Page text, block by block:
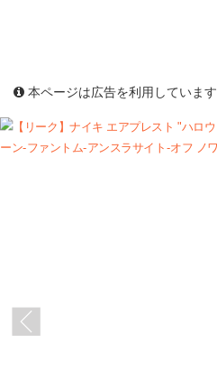
本ページは広告を利用しています